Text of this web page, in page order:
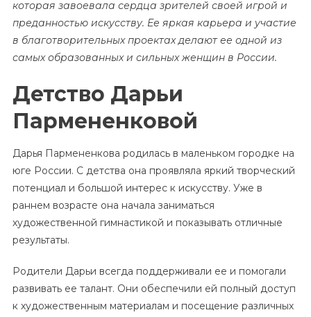
которая завоевала сердца зрителей своей игрой и
преданностью искусству. Ее яркая карьера и участие
в благотворительных проектах делают ее одной из
самых образованных и сильных женщин в России.
Детство Дарьи
Пармененковой
Дарья Пармененкова родилась в маленьком городке на
юге России. С детства она проявляла яркий творческий
потенциал и большой интерес к искусству. Уже в
раннем возрасте она начала заниматься
художественной гимнастикой и показывать отличные
результаты.
Родители Дарьи всегда поддерживали ее и помогали
развивать ее талант. Они обеспечили ей полный доступ
к художественным материалам и посещение различных